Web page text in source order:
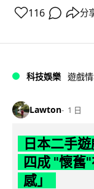
116 分
科技娛樂 遊戲
Lawton 1 日
日本二手
四成 "懷舊
感」